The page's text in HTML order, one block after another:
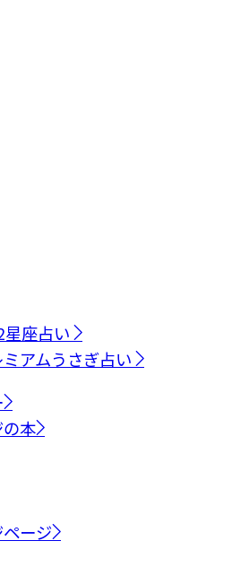
座占い
アムうさぎ占い
本
ージ